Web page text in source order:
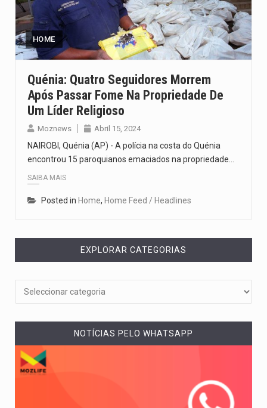
O pagamento marca o desfecho de um dos processos mais…
O programa, cuja implementação está prevista entre abril de 2026…
O Departamento de Estado norte-americano confirmou que cidadãos dos Estados…
HOME
Quénia: Quatro Seguidores Morrem
Após Passar Fome Na Propriedade De
Um Líder Religioso
Moznews Abril 15, 2024
NAIROBI, Quénia (AP) - A polícia na costa do Quénia
encontrou 15 paroquianos emaciados na propriedade…
SAIBA MAIS
Posted in Home, Home Feed / Headlines
EXPLORAR CATEGORIAS
NOTÍCIAS PELO WHATSAPP